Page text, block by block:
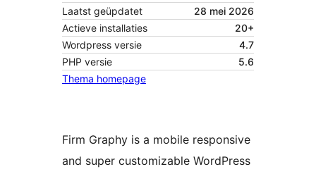
Laatst geüpdatet
28 mei 2026
Actieve installaties
20+
Wordpress versie
4.7
PHP versie
5.6
Thema homepage
Firm Graphy is a mobile responsive
and super customizable WordPress